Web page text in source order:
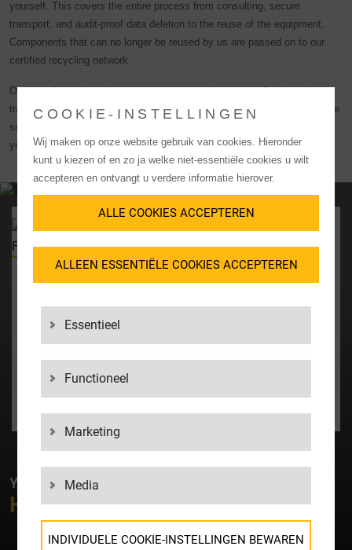
yourself. This covers the entire process from consulting, secure
transport, and audit-proof data deletion to the reuse of the equipment.
Components that can no longer be reused by us are passed on to our
certified recycling network.
Our experienced employees ensure a smooth process. Our lockable
transport containers and auditable deletion protocols guarantee complete
security. In addition, we generate relevant sustainability indicators for
your CSR reporting.
YOUR CONTACT AT LGI
HOW MAY WEHELPYOU?
Reuseit
Frank Bahnmüller
+49 7032 2291 605
CONTACT OPNEMEN
COOKIE-INSTELLINGEN
Wij maken op onze website gebruik van cookies. Hieronder
kunt u kiezen of en zo ja welke niet-essentiële cookies u wilt
accepteren en ontvangt u verdere informatie hierover.
ALLE COOKIES ACCEPTEREN
ALLEEN ESSENTIËLE COOKIES ACCEPTEREN
Essentieel
Functioneel
Marketing
Media
INDIVIDUELE COOKIE-INSTELLINGEN BEWAREN